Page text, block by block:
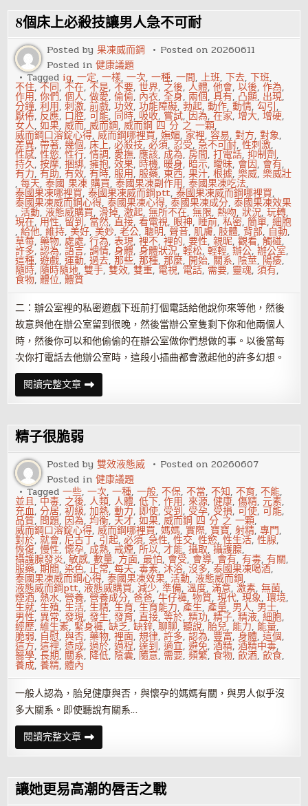
護
腺
發
炎
治
療
8個床上必殺技讓男人急不可耐
Posted by果凍威而鋼 Posted on20260611
Posted in健康議題
Tagged ig,一定,一樣,一次,一種,一間,上班,下去,下班,
不住,不同,不在,不是,不要,世界, 之後,人體,他會,以後,作為,
作用,你們,個人,做愛,偷偷, 內衣,全身, 兩個,具有, 凸顯, 出現,
分鐘,利用,刺激,前戲,功效,功能障礙,勃起,動作,動情,勾引,
厭倦, 反應, 口腔,可能, 同時, 吸收, 嘗試, 因為,在家,增大,增硬,
女人,如果,威而,威而鋼,威而鋼 四 分 之 一顆,
威而鋼口溶錠心得,威而鋼哪裡買,嫵媚, 家裡,容易,對方,對象,
差異,帶著,幾個,床上,必殺技,必須, 忍受,急不可耐,性刺激,
性感,性慾,性行,情調, 愛撫,應該, 成為,房間,打電話,抑制劑,
持久,按摩,捆綁,擁抱,效果, 時機, 暖身, 暗示, 曖昧, 會因, 會有,
有力,有助,有效,有時,服用,服藥,東西,果汁,根據,樂威,樂威壯
,每天,泰國 果凍 購買,泰國果凍副作用,泰國果凍吃法,
泰國果凍哪裡買,泰國果凍威而鋼ptt,泰國果凍威而鋼哪裡買,
泰國果凍威而鋼心得,泰國果凍心得,泰國果凍成分,泰國果凍效果
,活動,液態威購買,滑掉,激起,無所不在,無限,熱吻,狀況,玩轉,
現在, 用性, 留到, 當然,直接,看電視, 眼神, 睡前,私密,簡單,細胞
,給他,維持,美好,美妙,老公,聰明,聲音,肌膚,肢體, 背部, 自動,
草莓,藥物,處處,行為,表現,裡不,裡的,要性,親昵,觀看,觸碰,
許多,認為,語言,調情,身體,身體狀況,輕松,輕輕,辦公,辦公室,
這種,遊戲,運動,過去,那些,那種,那麼, 開始, 關系, 陰莖, 陽痿,
隨時, 隨時隨地,雙手,雙效,雙重, 電視, 電話, 需要, 靈魂,須有,
食物,體位,體質
二：辦公室裡的私密遊戲下班前打個電話給他說你來等他，然後
故意與他在辦公室留到很晚，然後當辦公室隻剩下你和他兩個人
時，然後你可以和他偷偷的在辦公室做你們想做的事。以後當每
次你打電話去他辦公室時，這段小插曲都會激起他的許多幻想。
閱讀完整文章8
個
床
必
殺
技
讓
男
人
急
不
可
耐
精子很脆弱
Posted by雙效液態威 Posted on20260607
Posted in健康議題
Tagged一些,一次,一種,一般,不保,不當,不知,不育,不能,
並且,中毒, 之後,人類,人體,低下,作用,來源,健康,傷精,元素,
充血,分居,初級,加熱,動力, 即使, 受到, 受孕, 受損,可使,可能,
品質, 問題, 因為,均衡, 天才,如果,威而鋼 四 分 之 一顆,
威而鋼口溶錠心得,威而鋼哪裡買,媽媽,實際, 寶寶,射精,專門,
對於,就會, 尼古丁, 引起,必須,急性,性交,性慾,性生活,性腺,
恢復,慢性,懷孕, 成熟,戒煙,所以,才能,攝取,攝護腺,
攝護腺發炎,敏感,數量, 方面,最怕,會受, 會導, 會有,有毒,有關,
服藥,期間,染色,正常,每天,毒素,沐浴,沒多,泰國果凍喝酒,
泰國果凍威而鋼心得,泰國果凍效果,活動,液態威而鋼,
液態威而鋼ptt,液態威購買,減少,準備,溫度,滿意,激素,無菌,
煙酒,熱水,營養,營養成分,爸爸,牛仔褲,物質,現代,現象,環境,
生就,生殖,生活,生精,生育,生育能力,產生,產量, 男人, 男士,
男性,異常,發現,發生,發育,直接,等於,精功,精子,精液,細胞,
經歷,維生素, 緊身褲,缺乏,缺鋅,聊聊,聽說,胎兒,能力,能量,
脆弱, 自慰,與否,藥物,裡面,規律,許多,認為, 豐富,身體,這個,
這方,這裡,造成,過於,過程,達到,適宜,避免,酒精,酒精中毒,
醫學,長期, 關系, 降低, 陰囊, 隨意, 需要,頻繁,食物,飲酒,飲食,
養成,養精,體內
一般人認為，胎兒健康與否，與懷孕的媽媽有關，與男人似乎沒
多大關系。即使聽說有關系…
閱讀完整文章精
子
很
弱
讓她更易高潮的唇舌之戰